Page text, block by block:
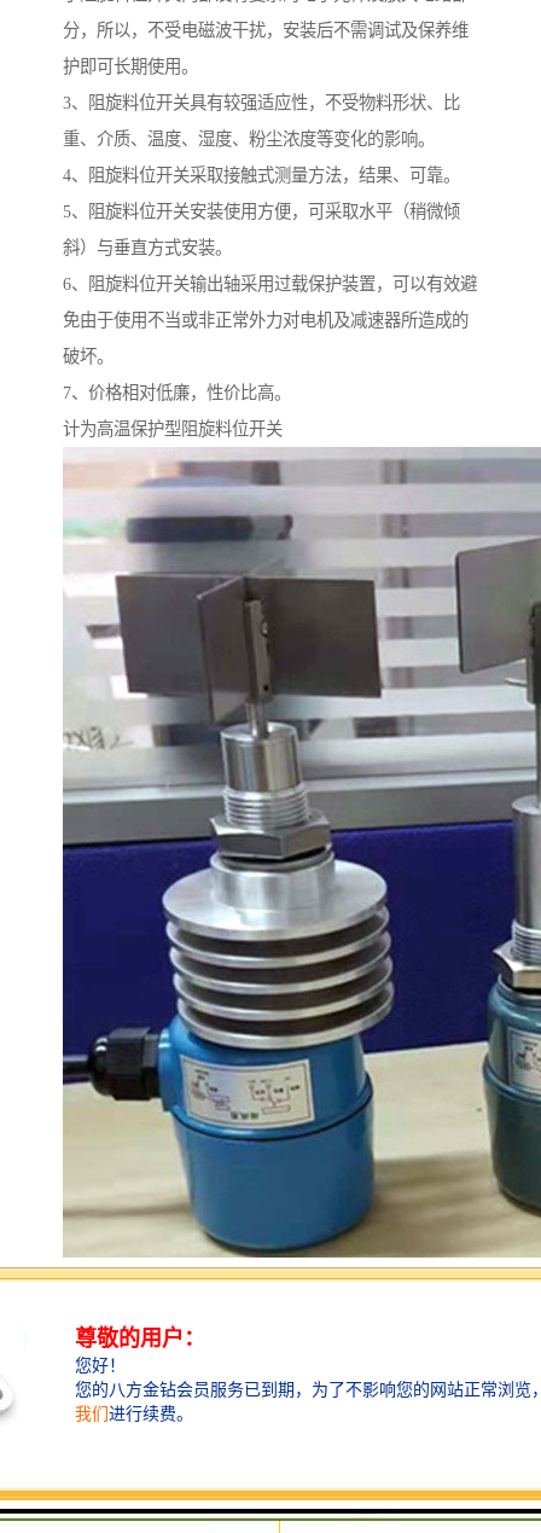
分，所以，不受电磁波干扰，安装后不需调试及保养维
护即可长期使用。
3、阻旋料位开关具有较强适应性，不受物料形状、比
重、介质、温度、湿度、粉尘浓度等变化的影响。
4、阻旋料位开关采取接触式测量方法，结果、可靠。
5、阻旋料位开关安装使用方便，可采取水平（稍微倾
斜）与垂直方式安装。
6、阻旋料位开关输出轴采用过载保护装置，可以有效避
免由于使用不当或非正常外力对电机及减速器所造成的
破坏。
7、价格相对低廉，性价比高。
计为高温保护型阻旋料位开关
拉力，检测机构恢复原有状态，微动开关会发出接通电